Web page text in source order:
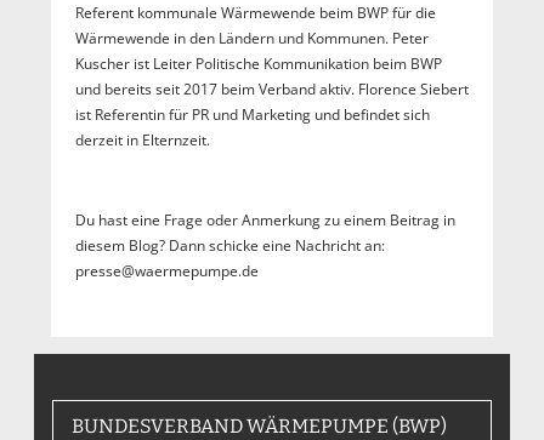
Referent kommunale Wärmewende beim BWP für die
Wärmewende in den Ländern und Kommunen. Peter
Kuscher ist Leiter Politische Kommunikation beim BWP
und bereits seit 2017 beim Verband aktiv. Florence Siebert
ist Referentin für PR und Marketing und befindet sich
derzeit in Elternzeit.
Du hast eine Frage oder Anmerkung zu einem Beitrag in
diesem Blog? Dann schicke eine Nachricht an:
presse@waermepumpe.de
BUNDESVERBAND WÄRMEPUMPE (BWP)